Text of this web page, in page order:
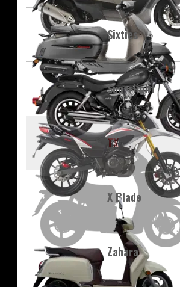
Sixties
Superlight
TX
X Blade
Zahara